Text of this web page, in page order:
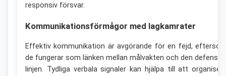
responsiv försvar.
Kommunikationsförmågor med lagkamrater
Effektiv kommunikation är avgörande för en fejd,
de fungerar som länken mellan målvakten och den
linjen. Tydliga verbala signaler kan hjälpa till att